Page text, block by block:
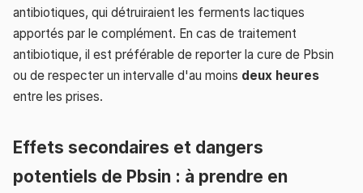
antibiotiques, qui détruiraient les ferments lactiques
apportés par le complément. En cas de traitement
antibiotique, il est préférable de reporter la cure de Pbsin
ou de respecter un intervalle d'au moins deux heures
entre les prises.
Effets secondaires et dangers
potentiels de Pbsin : à prendre en